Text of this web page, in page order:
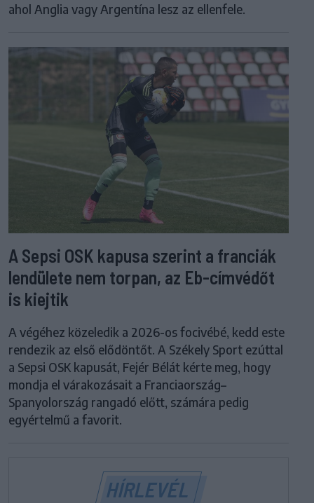
ahol Anglia vagy Argentína lesz az ellenfele.
A Sepsi OSK kapusa szerint a franciák
lendülete nem torpan, az Eb-címvédőt
is kiejtik
A végéhez közeledik a 2026-os focivébé, kedd este
rendezik az első elődöntőt. A Székely Sport ezúttal
a Sepsi OSK kapusát, Fejér Bélát kérte meg, hogy
mondja el várakozásait a Franciaország–
Spanyolország rangadó előtt, számára pedig
egyértelmű a favorit.
HÍRLEVÉL